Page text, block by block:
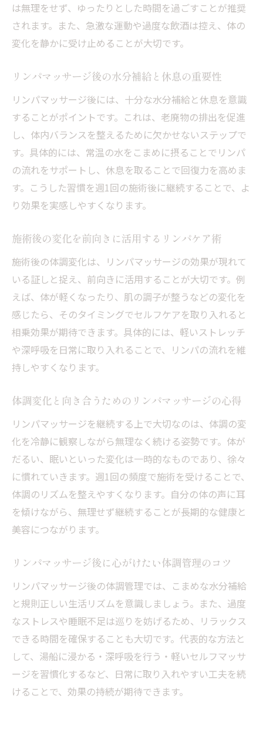
は無理をせず、ゆったりとした時間を過ごすことが推奨
されます。また、急激な運動や過度な飲酒は控え、体の
変化を静かに受け止めることが大切です。
リンパマッサージ後の水分補給と休息の重要性
リンパマッサージ後には、十分な水分補給と休息を意識
することがポイントです。これは、老廃物の排出を促進
し、体内バランスを整えるために欠かせないステップで
す。具体的には、常温の水をこまめに摂ることでリンパ
の流れをサポートし、休息を取ることで回復力を高めま
す。こうした習慣を週1回の施術後に継続することで、よ
り効果を実感しやすくなります。
施術後の変化を前向きに活用するリンパケア術
施術後の体調変化は、リンパマッサージの効果が現れて
いる証しと捉え、前向きに活用することが大切です。例
えば、体が軽くなったり、肌の調子が整うなどの変化を
感じたら、そのタイミングでセルフケアを取り入れると
相乗効果が期待できます。具体的には、軽いストレッチ
や深呼吸を日常に取り入れることで、リンパの流れを維
持しやすくなります。
体調変化と向き合うためのリンパマッサージの心得
リンパマッサージを継続する上で大切なのは、体調の変
化を冷静に観察しながら無理なく続ける姿勢です。体が
だるい、眠いといった変化は一時的なものであり、徐々
に慣れていきます。週1回の頻度で施術を受けることで、
体調のリズムを整えやすくなります。自分の体の声に耳
を傾けながら、無理せず継続することが長期的な健康と
美容につながります。
リンパマッサージ後に心がけたい体調管理のコツ
リンパマッサージ後の体調管理では、こまめな水分補給
と規則正しい生活リズムを意識しましょう。また、過度
なストレスや睡眠不足は巡りを妨げるため、リラックス
できる時間を確保することも大切です。代表的な方法と
して、湯船に浸かる・深呼吸を行う・軽いセルフマッサ
ージを習慣化するなど、日常に取り入れやすい工夫を続
けることで、効果の持続が期待できます。